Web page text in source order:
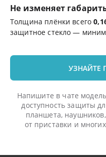
Не изменяет
Толщина плёнки всего
защитное стекло —
УЗНАЙТЕ
Напишите в чате
доступность защиты
планшета,
от приставки и